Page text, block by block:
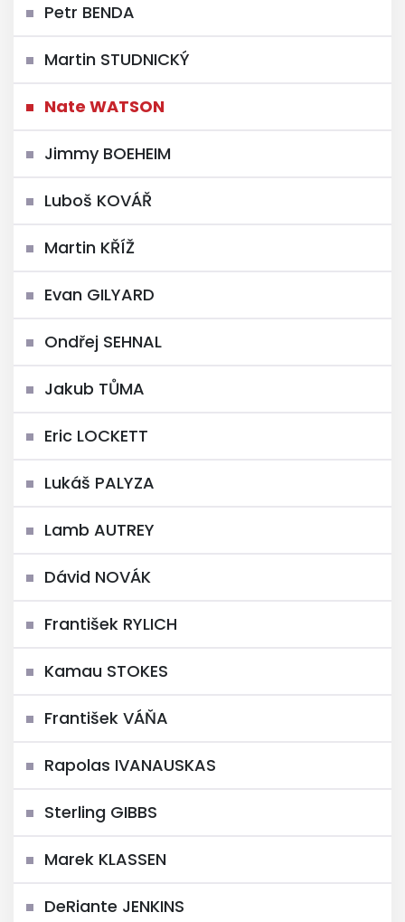
Petr BENDA
Martin STUDNICKÝ
Nate WATSON
Jimmy BOEHEIM
Luboš KOVÁŘ
Martin KŘÍŽ
Evan GILYARD
Ondřej SEHNAL
Jakub TŮMA
Eric LOCKETT
Lukáš PALYZA
Lamb AUTREY
Dávid NOVÁK
František RYLICH
Kamau STOKES
František VÁŇA
Rapolas IVANAUSKAS
Sterling GIBBS
Marek KLASSEN
DeRiante JENKINS